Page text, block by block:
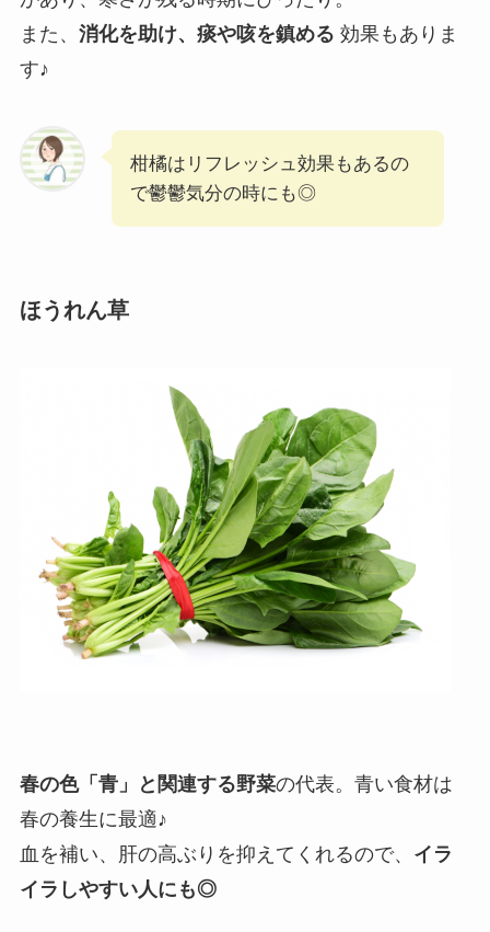
また、 消化を助け、痰や咳を鎮める 効果もありま
す♪
柑橘はリフレッシュ効果もあるの
で鬱鬱気分の時にも◎
ほうれん草
春の色「青」と関連する野菜の代表。青い食材は
春の養生に最適♪
血を補い、肝の高ぶりを抑えてくれるので、 イラ
イラしやすい人にも◎